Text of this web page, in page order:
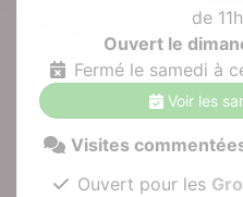
de
Ouvert le
Fermé le samedi à
Voir les
Visites
Ouvert pour les